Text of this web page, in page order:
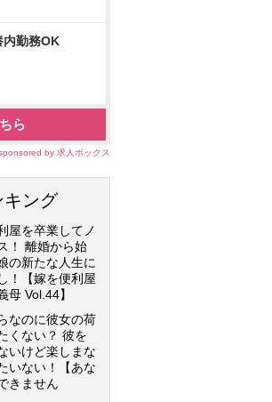
内勤務OK
ら
by 求人ボックス
キング
屋を卒業してノ
！ 離婚から始
の新たな人生に
！【嫁を便利屋
母 Vol.44】
なのに彼女の荷
くない？ 彼を
いけど楽しまな
いない！【あな
きません